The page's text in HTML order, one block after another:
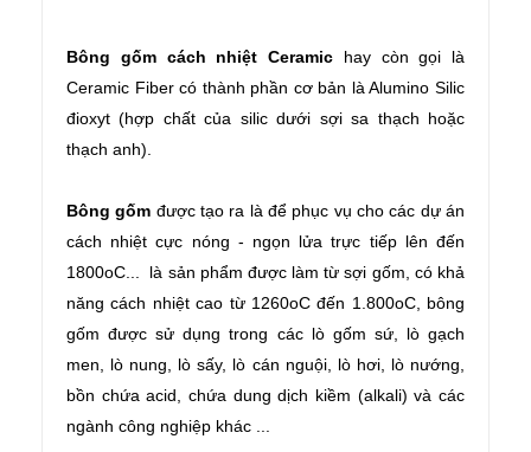
Bông gốm cách nhiệt Ceramic hay còn gọi là
Ceramic Fiber có thành phần cơ bản là Alumino Silic
đioxyt (hợp chất của silic dưới sợi sa thạch hoặc
thạch anh).
Bông gốm được tạo ra là để phục vụ cho các dự án
cách nhiệt cực nóng - ngọn lửa trực tiếp lên đến
1800oC... là sản phẩm được làm từ sợi gốm, có khả
năng cách nhiệt cao từ 1260oC đến 1.800oC, bông
gốm được sử dụng trong các lò gốm sứ, lò gạch
men, lò nung, lò sấy, lò cán nguội, lò hơi, lò nướng,
bồn chứa acid, chứa dung dịch kiềm (alkali) và các
ngành công nghiệp khác ...